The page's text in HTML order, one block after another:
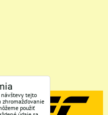
návštevy tejto
zhromažďovanie
použiť